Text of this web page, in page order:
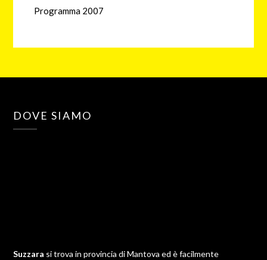
Programma 2007
DOVE SIAMO
Suzzara si trova in provincia di Mantova ed è facilmente